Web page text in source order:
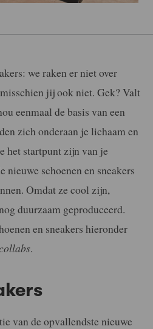
we raken er niet over
jij ook niet. Gek? Valt
eenmaal de basis van een
zich onderaan je lichaam en
het startpunt zijn van je
schoenen en sneakers
Omdat ze cool zijn,
duurzaam geproduceerd.
en sneakers hieronder
.
van de opvallendste nieuwe